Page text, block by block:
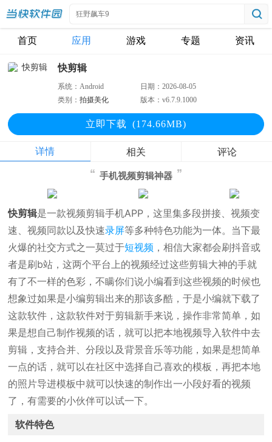
首页 应用 游戏 专题 资讯
快剪辑
系统：Android 日期：2026-08-05
类别：拍摄美化 版本：v6.7.9.1000
立即下载 (174.66MB)
详情 相关 评论
手机视频剪辑神器
快剪辑是一款视频剪辑手机APP，这里集多段拼接、视频变
速、视频同款以及快速录屏等多种特色功能为一体。当下最
火爆的社交方式之一莫过于短视频 ，相信大家都会刷抖音或
者是刷b站，这两个平台上的视频经过这些剪辑大神的手就
有了不一样的色彩，不瞒你们说小编看到这些视频的时候也
想象过如果是小编剪辑出来的那该多酷，于是小编就下载了
这款软件，这款软件对于剪辑新手来说，操作非常简单，如
果是想自己制作视频的话，就可以把本地视频导入软件中去
剪辑，支持合并、分段以及背景音乐等功能，如果是想简单
一点的话，就可以在社区中选择自己喜欢的模板，再把本地
的照片导进模板中就可以快速的制作出一小段好看的视频
了，有需要的小伙伴可以试一下。
软件特色